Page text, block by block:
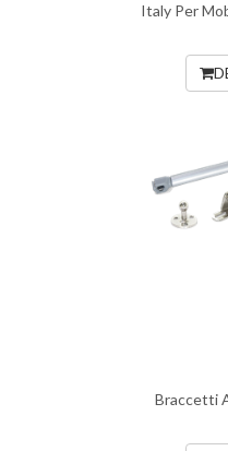
Italy Per
Braccetti